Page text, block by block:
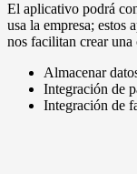
El aplicativo podrá
usa la empresa; estos
nos facilitan crear
Almacenar
Integración de
Integración de